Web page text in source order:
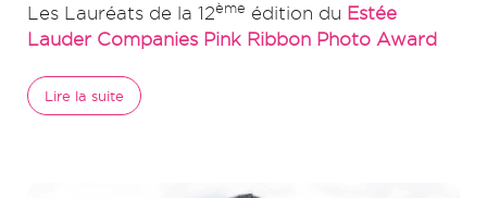
Les Lauréats de la 12ème édition du Estée
Lauder Companies Pink Ribbon Photo Award
Lire la suite